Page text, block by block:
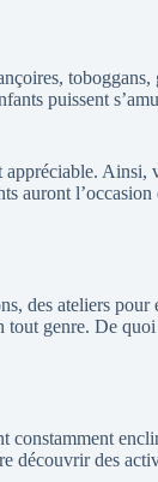
toboggans,
puissent
appréciable. Ainsi,
auront
des ateliers
tout genre. De
constamment
découvrir des